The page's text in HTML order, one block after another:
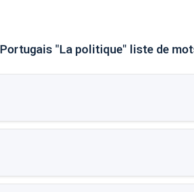
Portugais "La politique" liste de